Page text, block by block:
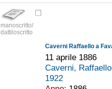
manoscritto/
dattiloscritto
Caverni Raffaello a
11 aprile 1886
Caverni,
1922